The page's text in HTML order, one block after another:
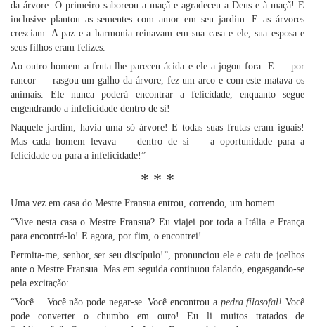
da árvore. O primeiro saboreou a maçã e agradeceu a Deus e à maçã! E
inclusive plantou as sementes com amor em seu jardim. E as árvores
cresciam. A paz e a harmonia reinavam em sua casa e ele, sua esposa e
seus filhos eram felizes.
Ao outro homem a fruta lhe pareceu ácida e ele a jogou fora. E — por
rancor — rasgou um galho da árvore, fez um arco e com este matava os
animais. Ele nunca poderá encontrar a felicidade, enquanto segue
engendrando a infelicidade dentro de si!
Naquele jardim, havia uma só árvore! E todas suas frutas eram iguais!
Mas cada homem levava — dentro de si — a oportunidade para a
felicidade ou para a infelicidade!”
* * *
Uma vez em casa do Mestre Fransua entrou, correndo, um homem.
“Vive nesta casa o Mestre Fransua? Eu viajei por toda a Itália e França
para encontrá-lo! E agora, por fim, o encontrei!
Permita-me, senhor, ser seu discípulo!”, pronunciou ele e caiu de joelhos
ante o Mestre Fransua. Mas em seguida continuou falando, engasgando-se
pela excitação:
“Você… Você não pode negar-se. Você encontrou a pedra filosofal! Você
pode converter o chumbo em ouro! Eu li muitos tratados de